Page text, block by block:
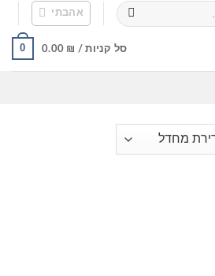
אהבתי
סל קניות / 0.00 ₪
0